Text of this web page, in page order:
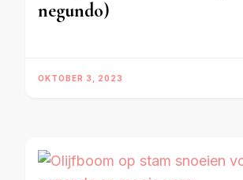
negundo)
OKTOBER 3, 2023